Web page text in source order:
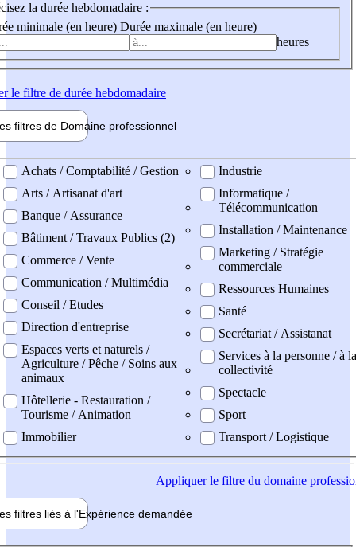
la durée hebdomadaire :
minimale (en heure) Durée maximale (en heure)
heures
le filtre de durée hebdomadaire
filtres de Domaine professionnel
professionel
Achats / Comptabilité / Gestion
Arts / Artisanat d'art
Banque / Assurance
Bâtiment / Travaux Publics (2)
Commerce / Vente
Communication / Multimédia
Conseil / Etudes
Direction d'entreprise
Espaces verts et naturels /
Agriculture / Pêche / Soins aux
animaux
Hôtellerie - Restauration /
Tourisme / Animation
Immobilier
Industrie
Informatique /
Télécommunication
Installation / Maintenance
Marketing / Stratégie
commerciale
Ressources Humaines
Santé
Secrétariat / Assistanat
Services à la personne / à la
collectivité
Spectacle
Sport
Transport / Logistique
Appliquerle filtre du domaine
filtres liés à l'Expérience demandée